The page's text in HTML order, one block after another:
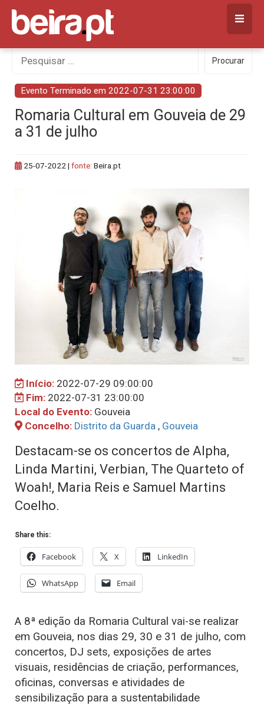
Skip
content
Procurar
por:
Procurar
Evento Terminado em 2022-07-31 23:00:00
Romaria Cultural em Gouveia de 29
a 31 de julho
25-07-2022 | fonte: Beira.pt
Início: 2022-07-29 09:00:00
Fim: 2022-07-31 23:00:00
Local do Evento: Gouveia
Concelho: Distrito da Guarda , Gouveia
Destacam-se os concertos de Alpha,
Linda Martini, Verbian, The Quarteto of
Woah!, Maria Reis e Samuel Martins
Coelho.
Share this:
Facebook X LinkedIn
WhatsApp Email
A 8ª edição da Romaria Cultural vai-se realizar
em Gouveia, nos dias 29, 30 e 31 de julho, com
concertos, DJ sets, exposições de artes
visuais, residências de criação, performances,
oficinas, conversas e atividades de
sensibilização para a sustentabilidade